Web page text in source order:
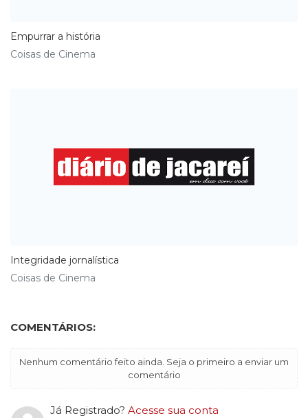
Empurrar a história
Coisas de Cinema
Integridade jornalística
Coisas de Cinema
COMENTÁRIOS:
Nenhum comentário feito ainda. Seja o primeiro a enviar um
comentário
Já Registrado? Acesse sua conta